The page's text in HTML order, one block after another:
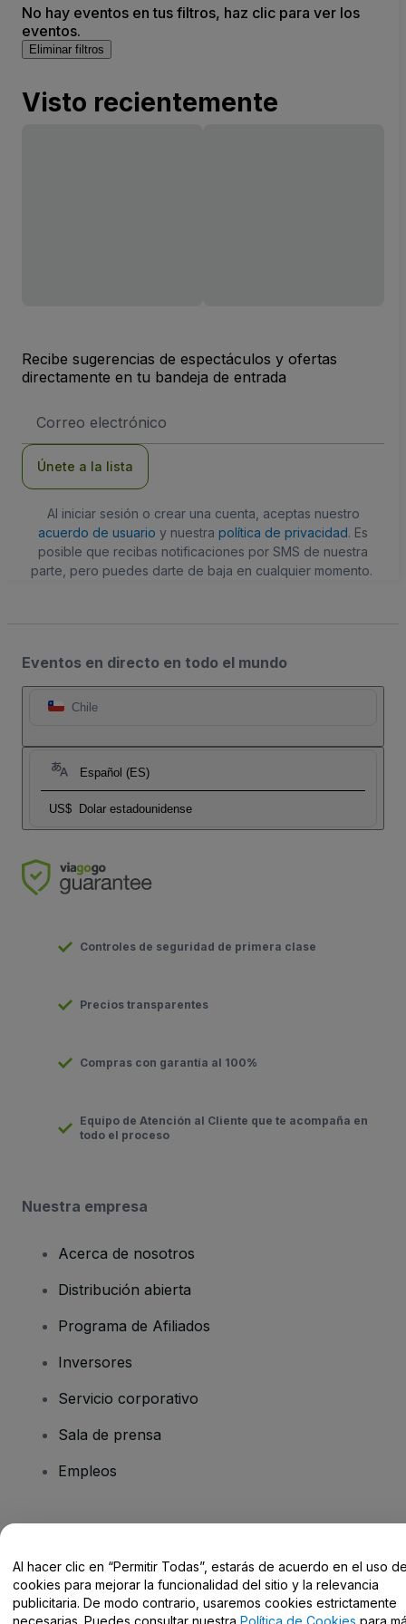
No hay eventos en tus filtros, haz clic para ver los
eventos.
Eliminar filtros
Visto recientemente
Recibe sugerencias de espectáculos y ofertas
directamente en tu bandeja de entrada
de
Únete a la lista
Al iniciar sesión o crear una cuenta, aceptas nuestro
acuerdo de usuario y nuestra política de privacidad. Es
posible que recibas notificaciones por SMS de nuestra
parte, pero puedes darte de baja en cualquier momento.
Eventos en directo en todo el mundo
Chile
Español (ES)
US$ Dolar estadounidense
Controles de seguridad de primera clase
Precios transparentes
Compras con garantía al 100%
Equipo de Atención al Cliente que te acompaña en
todo el proceso
Nuestra empresa
Acerca de nosotros
Distribución abierta
Programa de Afiliados
Inversores
Servicio corporativo
Sala de prensa
Empleos
Centro de Ayuda / Contacto
Al hacer clic en “Permitir Todas”, estarás de acuerdo en el uso
cookies para mejorar la funcionalidad del sitio y la relevancia
publicitaria. De modo contrario, usaremos cookies estrictamente
necesarias. Puedes consultar nuestra Política de Cookies para